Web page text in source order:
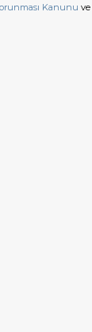
Kanunu ve